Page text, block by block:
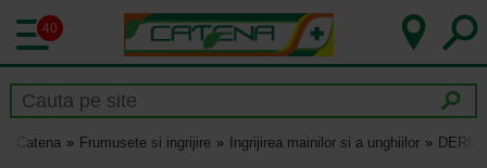
40
Catena Frumusete si ingrijire Ingrijirea mainilor si a unghiilor